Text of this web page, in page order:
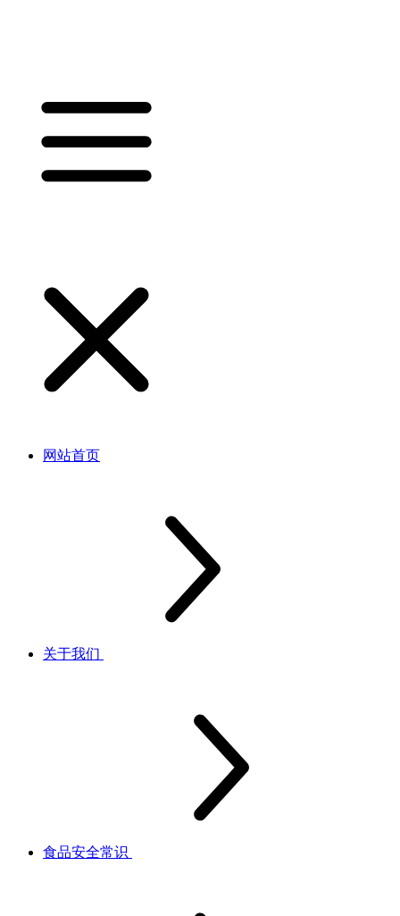
网站首页
关于我们
食品安全常识